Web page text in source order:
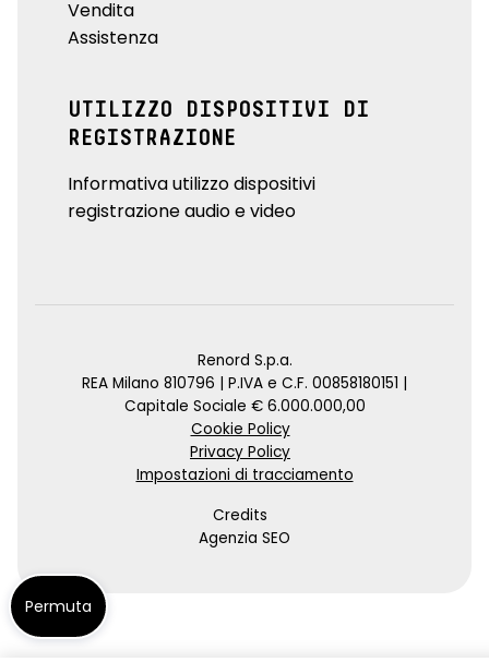
Vendita
Assistenza
UTILIZZO DISPOSITIVI DI
REGISTRAZIONE
Informativa utilizzo dispositivi
registrazione audio e video
Renord S.p.a.
REA Milano 810796 | P.IVA e C.F. 00858180151 |
Capitale Sociale € 6.000.000,00
Cookie Policy
Privacy Policy
Impostazioni di tracciamento
Credits
Agenzia SEO
Permuta